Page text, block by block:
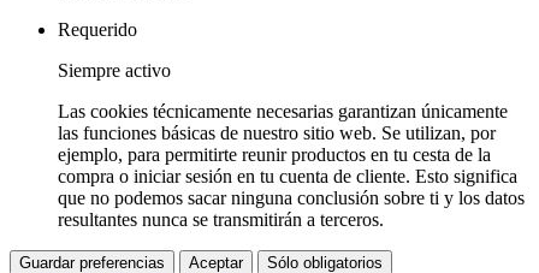
Requerido
Siempre activo
Las cookies técnicamente necesarias garantizan únicamente
las funciones básicas de nuestro sitio web. Se utilizan, por
ejemplo, para permitirte reunir productos en tu cesta de la
compra o iniciar sesión en tu cuenta de cliente. Esto significa
que no podemos sacar ninguna conclusión sobre ti y los datos
resultantes nunca se transmitirán a terceros.
Guardar preferencias Aceptar Sólo obligatorios